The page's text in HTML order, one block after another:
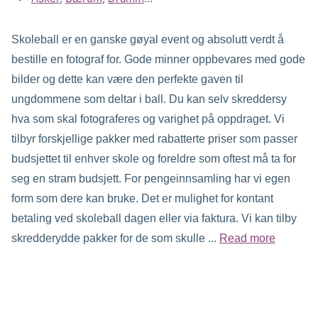
Skoleball er en ganske gøyal event og absolutt verdt å
bestille en fotograf for. Gode minner oppbevares med gode
bilder og dette kan være den perfekte gaven til
ungdommene som deltar i ball. Du kan selv skreddersy
hva som skal fotograferes og varighet på oppdraget. Vi
tilbyr forskjellige pakker med rabatterte priser som passer
budsjettet til enhver skole og foreldre som oftest må ta for
seg en stram budsjett. For pengeinnsamling har vi egen
form som dere kan bruke. Det er mulighet for kontant
betaling ved skoleball dagen eller via faktura. Vi kan tilby
skredderydde pakker for de som skulle ... Read more